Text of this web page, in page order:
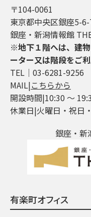
〒104-0061
東京都中央区銀座5-
銀座・新潟情報館
※地下１階へは、建
ーター又は階段をご利
TEL│03-6281-9256
MAIL|こちらから
開設時間|10:30 ～
休業日|火曜日・祝日
銀座・新
有楽町オフィス